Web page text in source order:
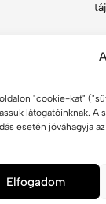
"cookie-kat"
látogatóinknak. A
esetén jóváhagyja az
Elfogadom